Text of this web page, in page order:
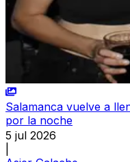
Salamanca vuelve a
por la noche
5 jul 2026